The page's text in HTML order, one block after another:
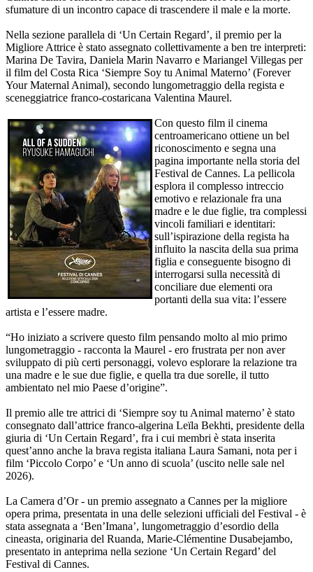
sfumature di un incontro capace di trascendere il male e la morte.
Nella sezione parallela di ‘Un Certain Regard’, il premio per la
Migliore Attrice è stato assegnato collettivamente a ben tre interpreti:
Marina De Tavira, Daniela Marin Navarro e Mariangel Villegas per
il film del Costa Rica ‘Siempre Soy tu Animal Materno’ (Forever
Your Maternal Animal), secondo lungometraggio della regista e
sceneggiatrice franco-costaricana Valentina Maurel.
Con questo film il cinema
centroamericano ottiene un bel
riconoscimento e segna una
pagina importante nella storia del
Festival de Cannes. La pellicola
esplora il complesso intreccio
emotivo e relazionale fra una
madre e le due figlie, tra complessi
vincoli familiari e identitari:
sull’ispirazione della regista ha
influito la nascita della sua prima
figlia e conseguente bisogno di
interrogarsi sulla necessità di
conciliare due elementi ora
portanti della sua vita: l’essere
artista e l’essere madre.
“Ho iniziato a scrivere questo film pensando molto al mio primo
lungometraggio - racconta la Maurel - ero frustrata per non aver
sviluppato di più certi personaggi, volevo esplorare la relazione tra
una madre e le sue due figlie, e quella tra due sorelle, il tutto
ambientato nel mio Paese d’origine”.
Il premio alle tre attrici di ‘Siempre soy tu Animal materno’ è stato
consegnato dall’attrice franco-algerina Leïla Bekhti, presidente della
giuria di ‘Un Certain Regard’, fra i cui membri è stata inserita
quest’anno anche la brava regista italiana Laura Samani, nota per i
film ‘Piccolo Corpo’ e ‘Un anno di scuola’ (uscito nelle sale nel
2026).
La Camera d’Or - un premio assegnato a Cannes per la migliore
opera prima, presentata in una delle selezioni ufficiali del Festival - è
stata assegnata a ‘Ben’Imana’, lungometraggio d’esordio della
cineasta, originaria del Ruanda, Marie-Clémentine Dusabejambo,
presentato in anteprima nella sezione ‘Un Certain Regard’ del
Festival di Cannes.